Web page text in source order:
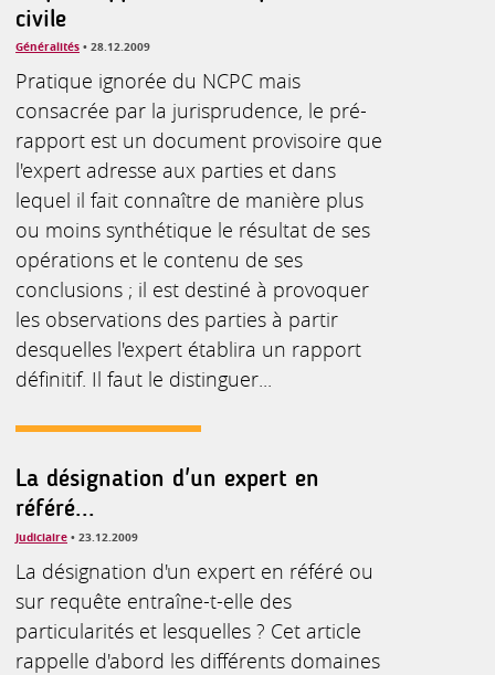
civile
Généralités • 28.12.2009
Pratique ignorée du NCPC mais
consacrée par la jurisprudence, le pré-
rapport est un document provisoire que
l'expert adresse aux parties et dans
lequel il fait connaître de manière plus
ou moins synthétique le résultat de ses
opérations et le contenu de ses
conclusions ; il est destiné à provoquer
les observations des parties à partir
desquelles l'expert établira un rapport
définitif. Il faut le distinguer...
La désignation d'un expert en
référé...
Judiciaire • 23.12.2009
La désignation d'un expert en référé ou
sur requête entraîne-t-elle des
particularités et lesquelles ? Cet article
rappelle d'abord les différents domaines